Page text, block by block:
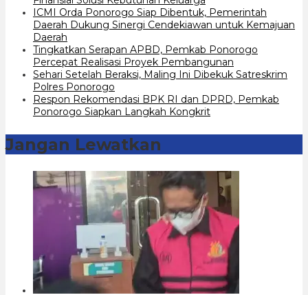
ICMI Orda Ponorogo Siap Dibentuk, Pemerintah
Daerah Dukung Sinergi Cendekiawan untuk Kemajuan
Daerah
Tingkatkan Serapan APBD, Pemkab Ponorogo
Percepat Realisasi Proyek Pembangunan
Sehari Setelah Beraksi, Maling Ini Dibekuk Satreskrim
Polres Ponorogo
Respon Rekomendasi BPK RI dan DPRD, Pemkab
Ponorogo Siapkan Langkah Kongkrit
Jangan Lewatkan